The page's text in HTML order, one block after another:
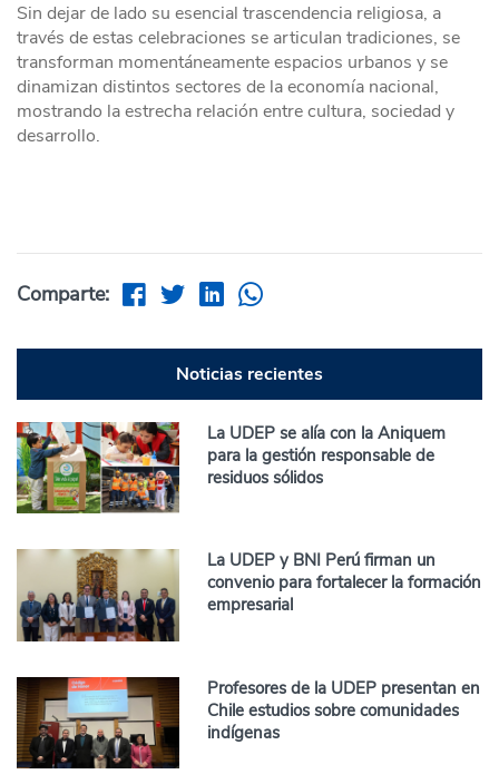
Sin dejar de lado su esencial trascendencia religiosa, a
través de estas celebraciones se articulan tradiciones, se
transforman momentáneamente espacios urbanos y se
dinamizan distintos sectores de la economía nacional,
mostrando la estrecha relación entre cultura, sociedad y
desarrollo.
Comparte:
Noticias recientes
La UDEP se alía con la Aniquem
para la gestión responsable de
residuos sólidos
La UDEP y BNI Perú firman un
convenio para fortalecer la formación
empresarial
Profesores de la UDEP presentan en
Chile estudios sobre comunidades
indígenas